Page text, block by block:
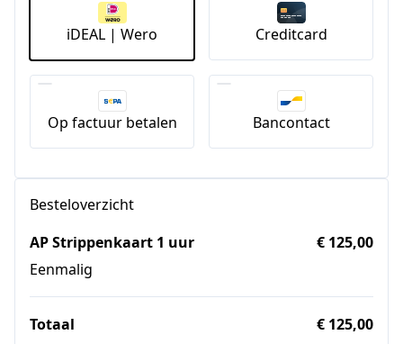
iDEAL | Wero Creditcard
Op factuur betalen Bancontact
Besteloverzicht
AP Strippenkaart 1 uur
Eenmalig
€ 125,00
Totaal
€ 125,00